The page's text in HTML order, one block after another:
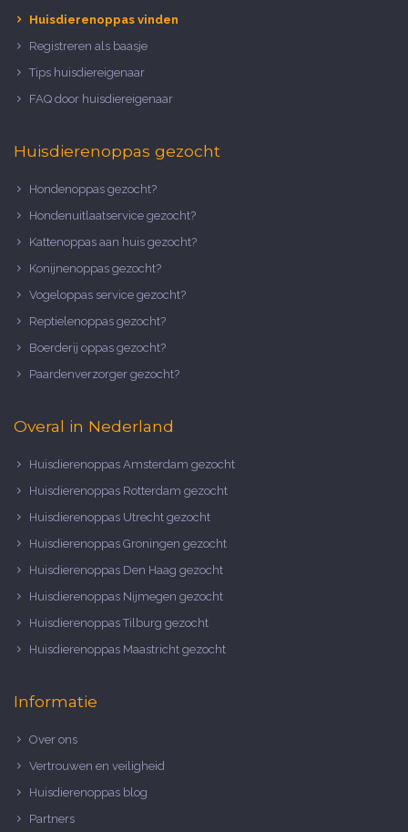
Huisdierenoppas vinden
Registreren als baasje
Tips huisdiereigenaar
FAQ door huisdiereigenaar
Huisdierenoppas gezocht
Hondenoppas gezocht?
Hondenuitlaatservice gezocht?
Kattenoppas aan huis gezocht?
Konijnenoppas gezocht?
Vogeloppas service gezocht?
Reptielenoppas gezocht?
Boerderij oppas gezocht?
Paardenverzorger gezocht?
Overal in Nederland
Huisdierenoppas Amsterdam gezocht
Huisdierenoppas Rotterdam gezocht
Huisdierenoppas Utrecht gezocht
Huisdierenoppas Groningen gezocht
Huisdierenoppas Den Haag gezocht
Huisdierenoppas Nijmegen gezocht
Huisdierenoppas Tilburg gezocht
Huisdierenoppas Maastricht gezocht
Informatie
Over ons
Vertrouwen en veiligheid
Huisdierenoppas blog
Partners